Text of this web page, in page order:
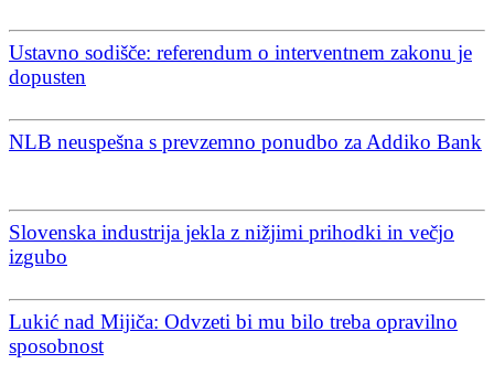
Ustavno sodišče: referendum o interventnem zakonu je
dopusten
NLB neuspešna s prevzemno ponudbo za Addiko Bank
Slovenska industrija jekla z nižjimi prihodki in večjo
izgubo
Lukić nad Mijiča: Odvzeti bi mu bilo treba opravilno
sposobnost